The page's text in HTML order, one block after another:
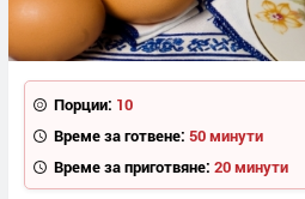
Порции: 10
Време за готвене: 50 минути
Време за приготвяне: 20 минути